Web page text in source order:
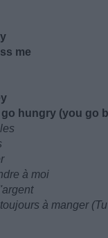
me
hungry (you go
à moi
à manger